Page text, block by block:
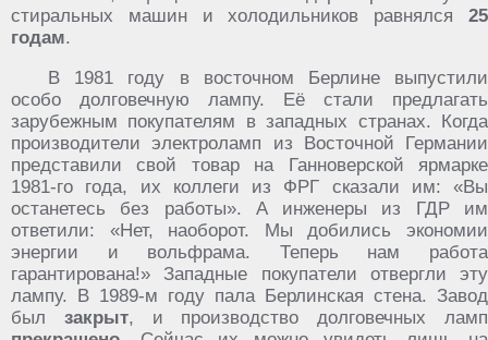
стиральных машин и холодильников равнялся 25
годам.
В 1981 году в восточном Берлине выпустили
особо долговечную лампу. Её стали предлагать
зарубежным покупателям в западных странах. Когда
производители электроламп из Восточной Германии
представили свой товар на Ганноверской ярмарке
1981-го года, их коллеги из ФРГ сказали им: «Вы
останетесь без работы». А инженеры из ГДР им
ответили: «Нет, наоборот. Мы добились экономии
энергии и вольфрама. Теперь нам работа
гарантирована!» Западные покупатели отвергли эту
лампу. В 1989-м году пала Берлинская стена. Завод
был закрыт, и производство долговечных ламп